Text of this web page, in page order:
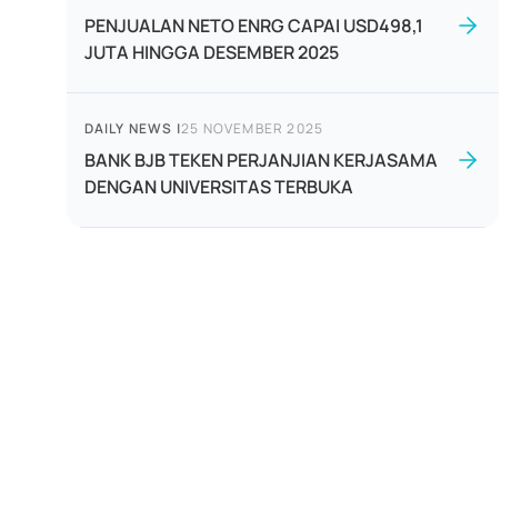
PENJUALAN NETO ENRG CAPAI USD498,1
JUTA HINGGA DESEMBER 2025
DAILY NEWS |25 NOVEMBER 2025
BANK BJB TEKEN PERJANJIAN KERJASAMA
DENGAN UNIVERSITAS TERBUKA